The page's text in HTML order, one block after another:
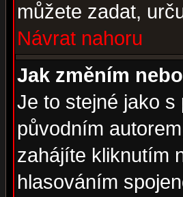
můžete zadat,
Návrat nahoru
Jak změním
Je to stejné jako
původním
zahájíte kliknutím
hlasováním